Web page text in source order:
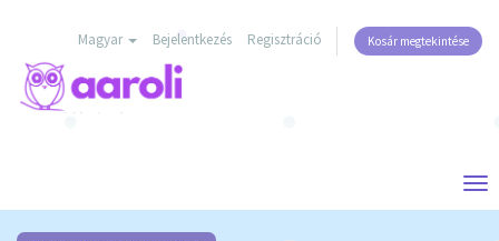
Magyar Bejelentkezés Regisztráció Kosár megtekintése